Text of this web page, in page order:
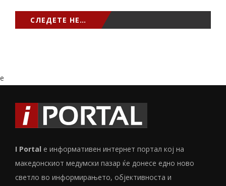
СЛЕДЕТЕ НЕ…
e
I Portal е информативен интернет портал кој на
македонскиот медумски пазар ќе донесе едно ново
светло во информирањето, објективноста и